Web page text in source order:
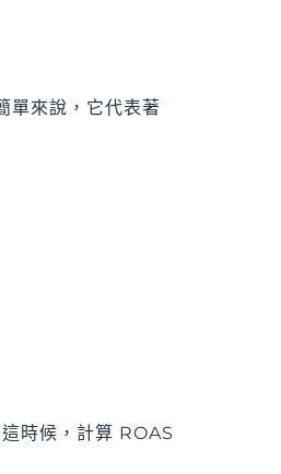
來說，它代表著
時候，計算 ROAS